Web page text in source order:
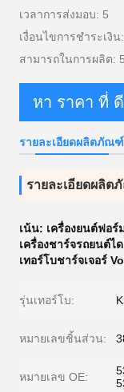
เวลาการส่งมอบ: 5
เงื่อนไขการชำระเงิ
สามารถในการผลิต:
หา ราคา ที่
รายละเอียดผลิตภัณฑ์
รายละเอียดผลิต
เน้น: เครื่องยนต์ฟอร์
เครื่องชาร์จรถยนต์ไ
เทอร์โบชาร์จเจอร์
รุ่นเทอร์โบ:
หมายเลขชิ้นส่วน:
หมายเลข OE: